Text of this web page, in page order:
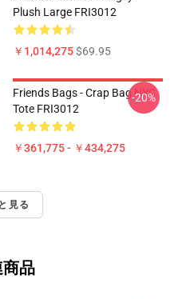
Plush Large FRI3012
￥1,014,275$69.95
Friends Bags - Crap Bag NYC
Tote FRI3012
￥361,775 - ￥434,275
-20%
見る
商品